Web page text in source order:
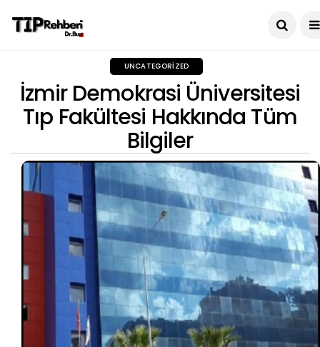
UNCATEGORIZED
İzmir Demokrasi Üniversitesi
Tıp Fakültesi Hakkında Tüm
Bilgiler